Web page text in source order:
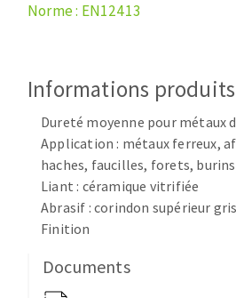
Brosses
Meules de tourets
Feutres à polir
Bandes sans fin
Rouleaux d'atelier
Aspirateurs
MACHINES POUR LE
Tronçonneuses
Norme : EN12413
Informations
Dureté moyenne pour métaux
Application : métaux ferreux,
haches, faucilles, forets,
Liant : céramique vitrifiée
Abrasif : corindon supérieur gris
Finition
Documents